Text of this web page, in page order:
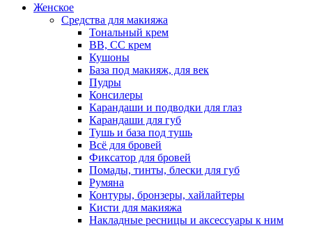
Женское
Средства для макияжа
Тональный крем
BB, CC крем
Кушоны
База под макияж, для век
Пудры
Консилеры
Карандаши и подводки для глаз
Карандаши для губ
Тушь и база под тушь
Всё для бровей
Фиксатор для бровей
Помады, тинты, блески для губ
Румяна
Контуры, бронзеры, хайлайтеры
Кисти для макияжа
Накладные ресницы и аксессуары к ним